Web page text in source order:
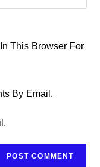
This Browser For
By Email.